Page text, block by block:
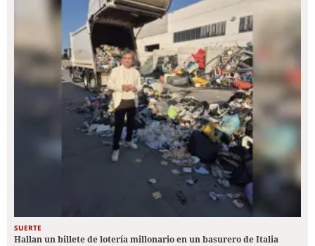
SUERTE
Hallan un billete de lotería millonario en un basurero de Italia